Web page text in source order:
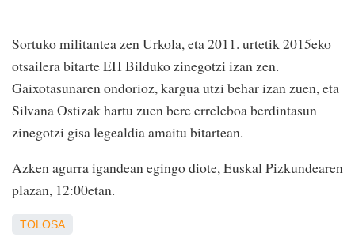
Sortuko militantea zen Urkola, eta 2011. urtetik 2015eko
otsailera bitarte EH Bilduko zinegotzi izan zen.
Gaixotasunaren ondorioz, kargua utzi behar izan zuen, eta
Silvana Ostizak hartu zuen bere erreleboa berdintasun
zinegotzi gisa legealdia amaitu bitartean.
Azken agurra igandean egingo diote, Euskal Pizkundearen
plazan, 12:00etan.
TOLOSA